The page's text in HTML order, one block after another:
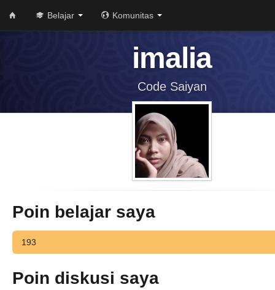
Belajar Komunitas
imalia
Code Saiyan
Poin belajar saya
193
Poin diskusi saya